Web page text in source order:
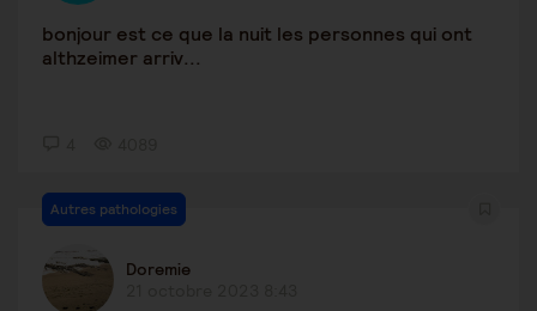
bonjour est ce que la nuit les personnes qui ont
althzeimer arriv...
Autres pathologies
Doremie